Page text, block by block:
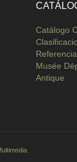
Catálogo
Musée
Antique